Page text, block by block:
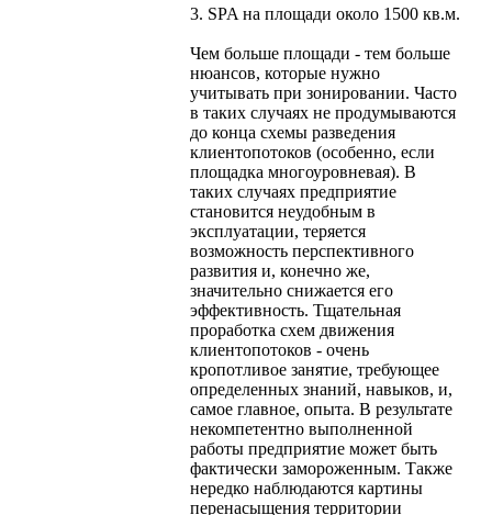
3. SPA на площади около 1500 кв.м.
Чем больше площади - тем больше
нюансов, которые нужно
учитывать при зонировании. Часто
в таких случаях не продумываются
до конца схемы разведения
клиентопотоков (особенно, если
площадка многоуровневая). В
таких случаях предприятие
становится неудобным в
эксплуатации, теряется
возможность перспективного
развития и, конечно же,
значительно снижается его
эффективность. Тщательная
проработка схем движения
клиентопотоков - очень
кропотливое занятие, требующее
определенных знаний, навыков, и,
самое главное, опыта. В результате
некомпетентно выполненной
работы предприятие может быть
фактически замороженным. Также
нередко наблюдаются картины
перенасыщения территории